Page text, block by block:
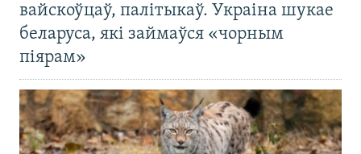
вайскоўцаў, палітыкаў. Украіна шукае
беларуса, які займаўся «чорным
піярам»